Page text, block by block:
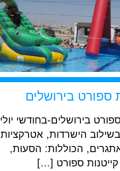
ספורט בירושלים
בירושלים-בחודשי יולי
הישרדות, אטרקציות
הכוללות: הסעות,
ספורט […]